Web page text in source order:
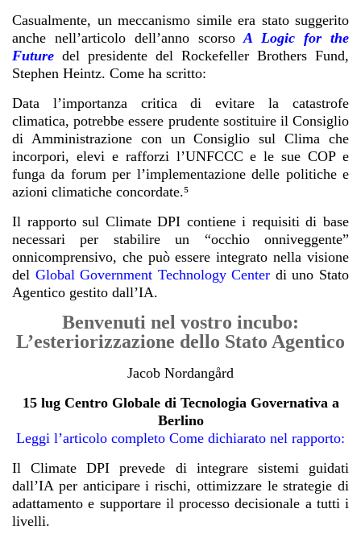
Casualmente, un meccanismo simile era stato suggerito
anche nell’articolo dell’anno scorso A Logic for the
Future del presidente del Rockefeller Brothers Fund,
Stephen Heintz. Come ha scritto:
Data l’importanza critica di evitare la catastrofe
climatica, potrebbe essere prudente sostituire il Consiglio
di Amministrazione con un Consiglio sul Clima che
incorpori, elevi e rafforzi l’UNFCCC e le sue COP e
funga da forum per l’implementazione delle politiche e
azioni climatiche concordate.⁵
Il rapporto sul Climate DPI contiene i requisiti di base
necessari per stabilire un “occhio onniveggente”
onnicomprensivo, che può essere integrato nella visione
del Global Government Technology Center di uno Stato
Agentico gestito dall’IA.
Benvenuti nel vostro incubo:
L’esteriorizzazione dello Stato Agentico
Jacob Nordangård
15 lug Centro Globale di Tecnologia Governativa a
Berlino
Leggi l’articolo completo Come dichiarato nel rapporto:
Il Climate DPI prevede di integrare sistemi guidati
dall’IA per anticipare i rischi, ottimizzare le strategie di
adattamento e supportare il processo decisionale a tutti i
livelli.